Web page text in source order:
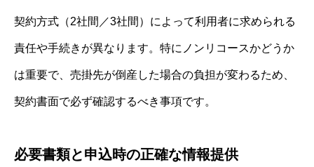
契約方式（2社間／3社間）によって利用者に求められる
責任や手続きが異なります。特にノンリコースかどうか
は重要で、売掛先が倒産した場合の負担が変わるため、
契約書面で必ず確認するべき事項です。
必要書類と申込時の正確な情報提供